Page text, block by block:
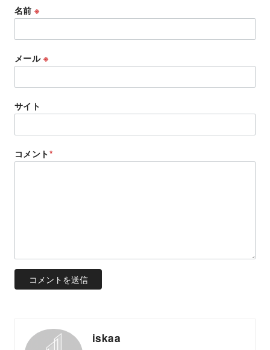
名前※
メール ※
サイト
コメント*
iskaa